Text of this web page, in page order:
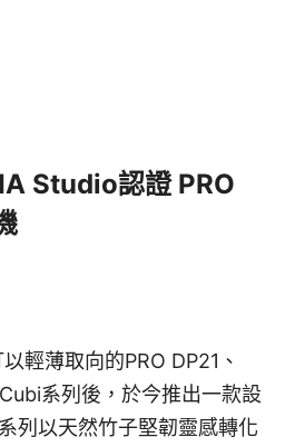
Studio認證 PRO
輕薄取向的PRO DP21、
系列後，於今推出一款設
列以天然竹子堅韌靈感轉化